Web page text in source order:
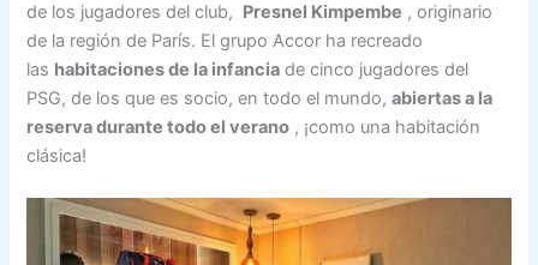
de los jugadores del club, Presnel Kimpembe , originario
de la región de París. El grupo Accor ha recreado
las habitaciones de la infancia de cinco jugadores del
PSG, de los que es socio, en todo el mundo,abiertas a la
reserva durante todo el verano , ¡como una habitación
clásica!